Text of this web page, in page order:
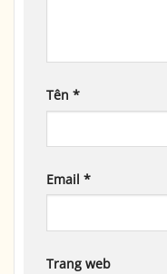
Tên *
Email *
Trang web